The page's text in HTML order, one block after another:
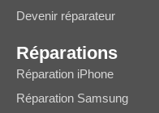
Devenir réparateur
Réparations
Réparation iPhone
Réparation Samsung